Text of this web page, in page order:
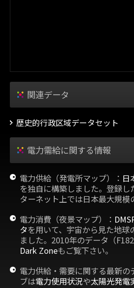
関連データ
歴史的行政区域データセット
電力需給に関する情報
電力供給（発電所マップ）： 日
を独自に構築しました。登録
ターネット上では日本最大規模
電力消費（夜景マップ）：
タを用いて、宇宙から見た地
ました。2010年のデータ（
Dark Zoneもご覧下さい。
電力供給・需要に関する最新
ブは電力使用状況や太陽光発電